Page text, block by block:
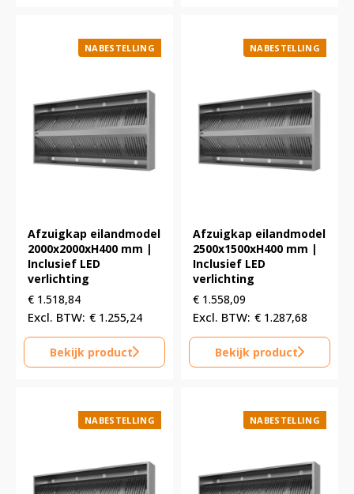
NABESTELLING
Afzuigkap eilandmodel
2000x2000xH400 mm |
Inclusief LED
verlichting
€ 1.518,84
€ 1.255,24
Bekijk product
NABESTELLING
Afzuigkap eilandmodel
2500x1500xH400 mm |
Inclusief LED
verlichting
€ 1.558,09
€ 1.287,68
Bekijk product
NABESTELLING NABESTELLING